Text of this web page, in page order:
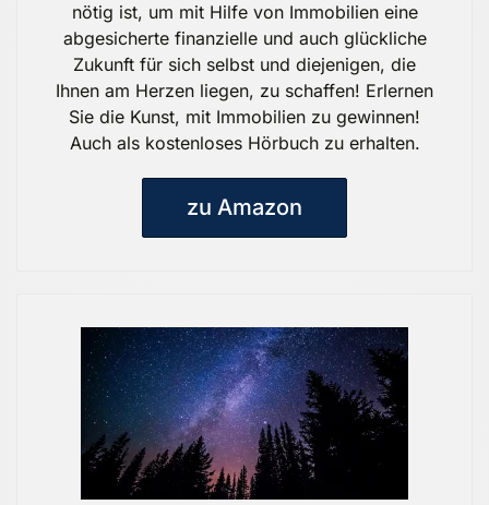
nötig ist, um mit Hilfe von Immobilien eine
abgesicherte finanzielle und auch glückliche
Zukunft für sich selbst und diejenigen, die
Ihnen am Herzen liegen, zu schaffen! Erlernen
Sie die Kunst, mit Immobilien zu gewinnen!
Auch als kostenloses Hörbuch zu erhalten.
zu Amazon